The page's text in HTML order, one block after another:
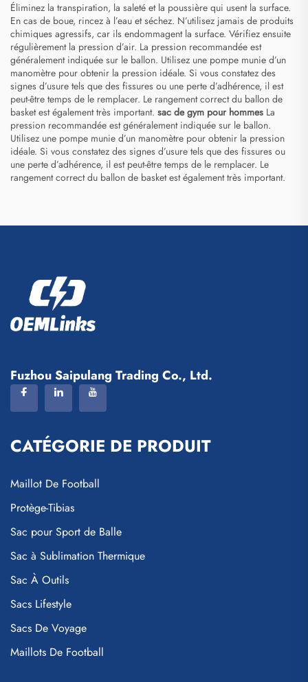
Éliminez la transpiration, la saleté et la poussière qui usent la surface.
En cas de boue, rincez à l’eau et séchez. N’utilisez jamais de produits
chimiques agressifs, car ils endommagent la surface. Vérifiez ensuite
régulièrement la pression d’air. La pression recommandée est
généralement indiquée sur le ballon. Utilisez une pompe munie d’un
manomètre pour obtenir la pression idéale. Si vous constatez des
signes d’usure tels que des fissures ou une perte d’adhérence, il est
peut-être temps de le remplacer. Le rangement correct du ballon de
basket est également très important. sac de gym pour hommes La
pression recommandée est généralement indiquée sur le ballon.
Utilisez une pompe munie d’un manomètre pour obtenir la pression
idéale. Si vous constatez des signes d’usure tels que des fissures ou
une perte d’adhérence, il est peut-être temps de le remplacer. Le
rangement correct du ballon de basket est également très important.
Fuzhou Saipulang Trading Co., Ltd.
CATÉGORIE DE PRODUIT
Maillot De Football
Protège-Tibias
Sac pour Sport de Balle
Sac à Sublimation Thermique
Sac À Outils
Sacs Lifestyle
Sacs De Voyage
Maillots De Football